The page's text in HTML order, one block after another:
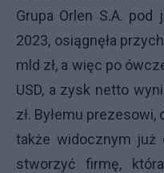
Grupa Orlen S.A.
2023, osiągnęła
mld zł, a więc po
USD, a zysk netto
zł. Byłemu
także widocznym już
stworzyć firmę,